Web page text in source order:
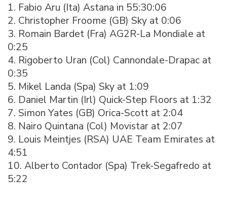
1. Fabio Aru (Ita) Astana in 55:30:06
2. Christopher Froome (GB) Sky at 0:06
3. Romain Bardet (Fra) AG2R-La Mondiale at
0:25
4. Rigoberto Uran (Col) Cannondale-Drapac at
0:35
5. Mikel Landa (Spa) Sky at 1:09
6. Daniel Martin (Irl) Quick-Step Floors at 1:32
7. Simon Yates (GB) Orica-Scott at 2:04
8. Nairo Quintana (Col) Movistar at 2:07
9. Louis Meintjes (RSA) UAE Team Emirates at
4:51
10. Alberto Contador (Spa) Trek-Segafredo at
5:22